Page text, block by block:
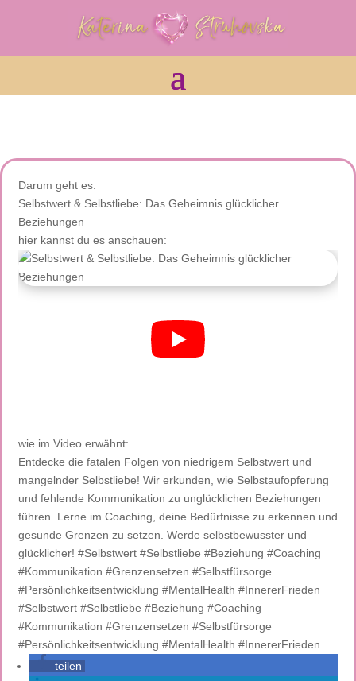
Darum geht es:
Selbstwert & Selbstliebe: Das Geheimnis glücklicher
Beziehungen
hier kannst du es anschauen:
wie im Video erwähnt:
Entdecke die fatalen Folgen von niedrigem Selbstwert und
mangelnder Selbstliebe! Wir erkunden, wie Selbstaufopferung
und fehlende Kommunikation zu unglücklichen Beziehungen
führen. Lerne im Coaching, deine Bedürfnisse zu erkennen und
gesunde Grenzen zu setzen. Werde selbstbewusster und
glücklicher! #Selbstwert #Selbstliebe #Beziehung #Coaching
#Kommunikation #Grenzensetzen #Selbstfürsorge
#Persönlichkeitsentwicklung #MentalHealth #InnererFrieden
#Selbstwert #Selbstliebe #Beziehung #Coaching
#Kommunikation #Grenzensetzen #Selbstfürsorge
#Persönlichkeitsentwicklung #MentalHealth #InnererFrieden
teilen